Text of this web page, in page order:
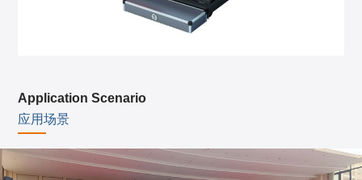
Application Scenario
应用场景